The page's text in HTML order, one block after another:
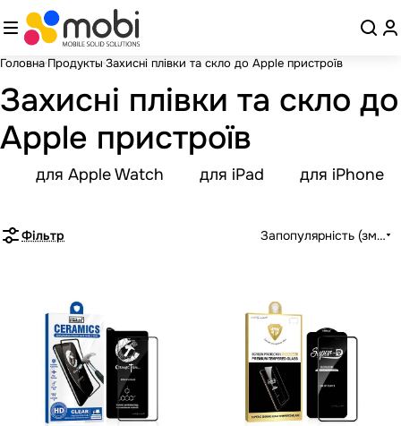
Головна Продукты Захисні плівки та скло до Apple пристроїв
Захисні плівки та скло до
Apple пристроїв
для Apple Watch для iPad для iPhone
Фільтр Запопулярність